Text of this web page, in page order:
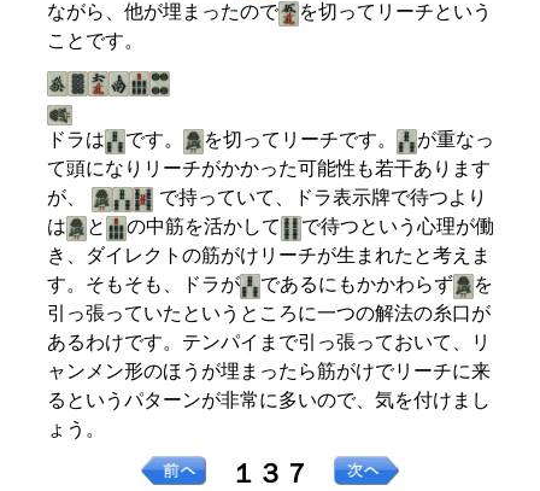
ながら、他が埋まったので
を切ってリーチという
ことです。
ドラは です。 を切ってリーチです。
が重なっ
て頭になりリーチがかかった可能性も若干あります
が、
で持っていて、ドラ表示牌で待つより
は
と の中筋を活かして
で待つという心理が働
き、ダイレクトの筋がけリーチが生まれたと考えま
す。そもそも、ドラが
であるにもかかわらず
を
引っ張っていたというところに一つの解法の糸口が
あるわけです。テンパイまで引っ張っておいて、リ
ャンメン形のほうが埋まったら筋がけでリーチに来
るというパターンが非常に多いので、気を付けまし
ょう。
１３７